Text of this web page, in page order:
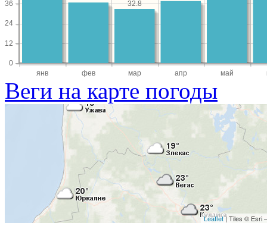
янв фев мар апр май
0
12
24
36
32.8
Веги на карте погоды
Leaflet| Tiles © Esri